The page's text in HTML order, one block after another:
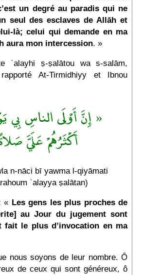
un degré au paradis qui ne
seul des esclaves de Allāh et
là; celui qui demande en ma
aura mon intercession. »
ʿalayhi ṣ-ṣalātou wa s-salām,
At-Tirmidhiyy et Ibnou
« إِنَّ أَوْلَى الناسِ بِي
أَكْثَرُهُمْ عَلَيَّ
n-nāci bī yawma l-qiyāmati
ʿalayya ṣalātan)
« Les gens les plus proches de
au Jour du jugement sont
fait le plus d’invocation en ma
nous soyons de leur nombre. Ô
de ceux qui sont généreux, ô